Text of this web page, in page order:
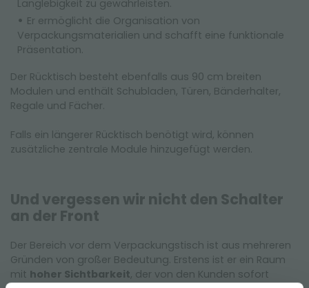
Langlebigkeit zu gewährleisten.
Er ermöglicht die Organisation von
Verpackungsmaterialien und schafft eine funktionale
Präsentation.
Der Rücktisch besteht ebenfalls aus 90 cm breiten
Modulen und enthält Schubladen, Türen, Bänderhalter,
Regale und Fächer.
Falls ein längerer Rücktisch benötigt wird, können
zusätzliche zentrale Module hinzugefügt werden.
Und vergessen wir nicht den Schalter
an der Front
Der Bereich vor dem Verpackungstisch ist aus mehreren
Gründen von großer Bedeutung. Erstens ist er ein Raum
mit hoher Sichtbarkeit, der von den Kunden sofort